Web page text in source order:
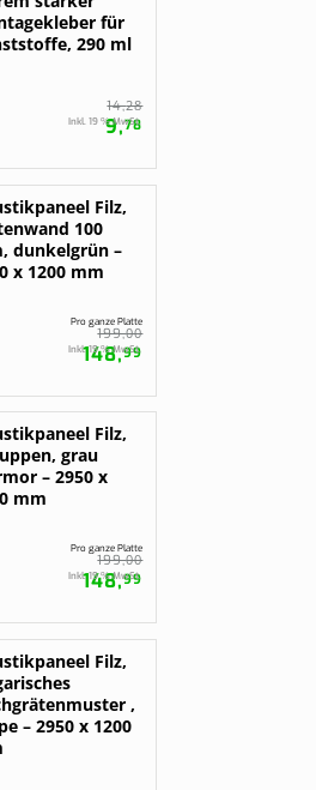
jetzt
für
290 ml
14,28
9,78
Inkl. 19 % MwSt.
Filz,
100
dunkelgrün –
x 1200 mm
199,00
Pro ganze Platte
148,99
Inkl. 19 % MwSt.
Filz,
grau
– 2950 x
mm
199,00
Pro ganze Platte
148,99
Inkl. 19 % MwSt.
Filz,
,
– 2950 x 1200